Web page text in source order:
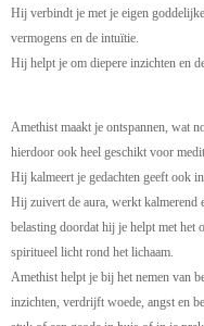
Hij verbindt je met je eigen
vermogens en de intuïtie.
Hij helpt je om diepere inzichten en
Amethist maakt je ontspannen, wat
hierdoor ook heel geschikt voor
Hij kalmeert je gedachten geeft ook
Hij zuivert de aura, werkt kalmerend
belasting doordat hij je helpt met het
spiritueel licht rond het lichaam.
Amethist helpt je bij het nemen van
inzichten, verdrijft woede, angst en